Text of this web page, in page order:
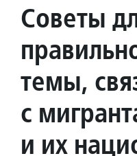
Советы
темы,
с
и их